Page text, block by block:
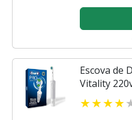
Escova de
Vitality